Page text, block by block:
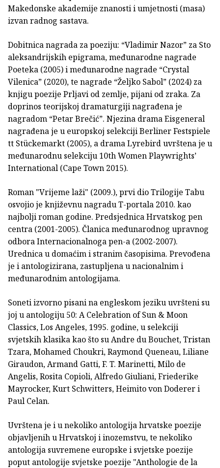
Makedonske akademije znanosti i umjetnosti (masa)
izvan radnog sastava.
Dobitnica nagrada za poeziju: “Vladimir Nazor” za Sto
aleksandrijskih epigrama, međunarodne nagrade
Poe­teka (2005) i međunarodne nagrade “Crystal
Vilenica” (2020), te nagrade “Željko Sabol” (2024) za
knjigu poezije Prljavi od zemlje, pijani od zraka. Za
doprinos teorijskoj dramaturgiji nagrađena je
nagradom “Petar Brečić”. Njezina drama Eisge­neral
nagrađena je u europskoj selekciji Berliner Festspiele
tt Stückemarkt (2005), a drama Lyrebird uvrštena je u
međuna­rodnu selekciju 10th Women Playwrights’
International (Cape Town 2015).
Roman "Vrijeme laži" (2009.), prvi dio Trilogije Tabu
osvojio je književnu nagradu T-portala 2010. kao
najbolji ro­man godine. Predsjednica Hrvatskog pen
centra (2001-2005). Članica međunarodnog upravnog
odbora Internacionalnoga pen-a (2002-2007).
Urednica u domaćim i stranim časopisima. Prevođena
je i antologizirana, zastupljena u nacionalnim i
međunarodnim antologijama.
Soneti izvorno pisani na en­gleskom jeziku uvršteni su
joj u antologiju 50: A Celebration of Sun & Moon
Classics, Los Angeles, 1995. godine, u selekciji
svjetskih klasika kao što su Andre du Bouchet, Tristan
Tzara, Mohamed Choukri, Raymond Queneau, Liliane
Giraudon, Armand Gatti, F. T. Marinetti, Milo de
Angelis, Rosita Copi­oli, Alfredo Giuliani, Friederike
Mayrocker, Kurt Schwitters, Heimito von Doderer i
Paul Celan.
Uvrštena je i u nekoliko antologija hrvatske poezije
objavljenih u Hrvatskoj i inozem­stvu, te nekoliko
antologija suvremene europske i svjetske poezije
poput antologije svjetske poezije "Anthologie de la